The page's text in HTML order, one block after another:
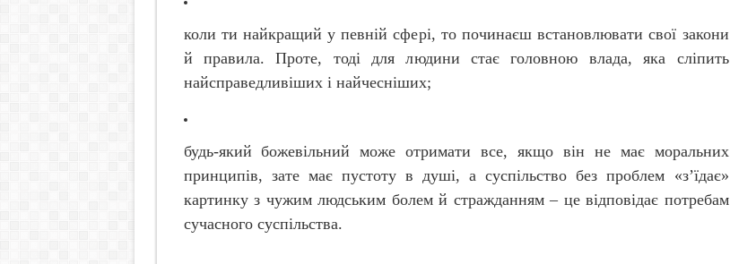
коли ти найкращий у певній сфері, то починаєш встановлювати свої закони
й правила. Проте, тоді для людини стає головною влада, яка сліпить
найсправедливіших і найчесніших;
будь-який божевільний може отримати все, якщо він не має моральних
принципів, зате має пустоту в душі, а суспільство без проблем «з’їдає»
картинку з чужим людським болем й стражданням – це відповідає потребам
сучасного суспільства.